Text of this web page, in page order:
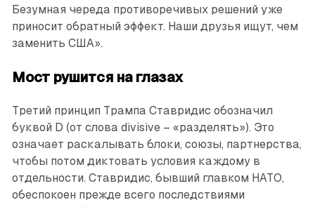
Безумная череда противоречивых решений уже
приносит обратный эффект. Наши друзья ищут, чем
заменить США».
Мост рушится на глазах
Третий принцип Трампа Ставридис обозначил
буквой D (от слова divisive – «разделять»). Это
означает раскалывать блоки, союзы, партнерства,
чтобы потом диктовать условия каждому в
отдельности. Ставридис, бывший главком НАТО,
обеспокоен прежде всего последствиями